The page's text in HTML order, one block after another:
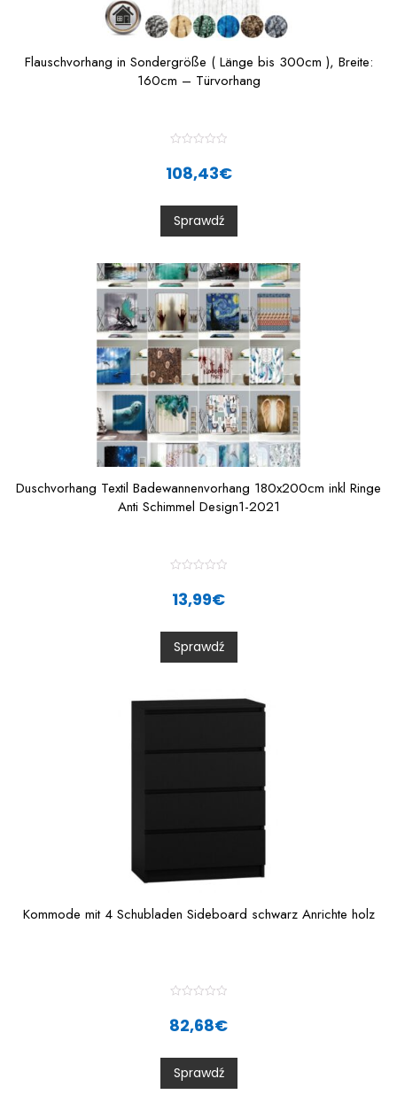
Flauschvorhang in Sondergröße ( Länge bis 300cm ), Breite:
160cm – Türvorhang
0
o
u
t
5
108,43€
Sprawdź
Duschvorhang Textil Badewannenvorhang 180x200cm inkl Ringe
Anti Schimmel Design1-2021
0
o
u
t
5
13,99€
Sprawdź
Kommode mit 4 Schubladen Sideboard schwarz Anrichte holz
a
t
0
o
u
t
82,68€
Sprawdź